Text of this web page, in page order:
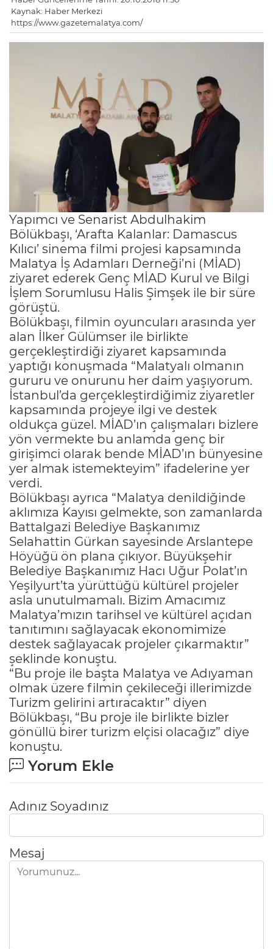
Kaynak: Haber Merkezi
https://www.gazetemalatya.com/
Yapımcı ve Senarist Abdulhakim
Bölükbaşı, ‘Arafta Kalanlar: Damascus
Kılıcı’ sinema filmi projesi kapsamında
Malatya İş Adamları Derneği’ni (MİAD)
ziyaret ederek Genç MİAD Kurul ve Bilgi
İşlem Sorumlusu Halis Şimşek ile bir süre
görüştü.
Bölükbaşı, filmin oyuncuları arasında yer
alan İlker Gülümser ile birlikte
gerçekleştirdiği ziyaret kapsamında
yaptığı konuşmada “Malatyalı olmanın
gururu ve onurunu her daim yaşıyorum.
İstanbul’da gerçekleştirdiğimiz ziyaretler
kapsamında projeye ilgi ve destek
oldukça güzel. MİAD’ın çalışmaları bizlere
yön vermekte bu anlamda genç bir
girişimci olarak bende MİAD’ın bünyesine
yer almak istemekteyim” ifadelerine yer
verdi.
Bölükbaşı ayrıca “Malatya denildiğinde
aklımıza Kayısı gelmekte, son zamanlarda
Battalgazi Belediye Başkanımız
Selahattin Gürkan sayesinde Arslantepe
Höyüğü ön plana çıkıyor. Büyükşehir
Belediye Başkanımız Hacı Uğur Polat’ın
Yeşilyurt’ta yürüttüğü kültürel projeler
asla unutulmamalı. Bizim Amacımız
Malatya’mızın tarihsel ve kültürel açıdan
tanıtımını sağlayacak ekonomimize
destek sağlayacak projeler çıkarmaktır”
şeklinde konuştu.
“Bu proje ile başta Malatya ve Adıyaman
olmak üzere filmin çekileceği illerimizde
Turizm gelirini artıracaktır” diyen
Bölükbaşı, “Bu proje ile birlikte bizler
gönüllü birer turizm elçisi olacağız” diye
konuştu.
Yorum Ekle
Adınız Soyadınız
Mesaj